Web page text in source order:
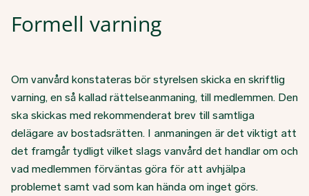
Formell varning
Om vanvård konstateras bör styrelsen skicka en skriftlig
varning, en så kallad rättelseanmaning, till medlemmen. Den
ska skickas med rekommenderat brev till samtliga
delägare av bostadsrätten. I anmaningen är det viktigt att
det framgår tydligt vilket slags vanvård det handlar om och
vad medlemmen förväntas göra för att avhjälpa
problemet samt vad som kan hända om inget görs.